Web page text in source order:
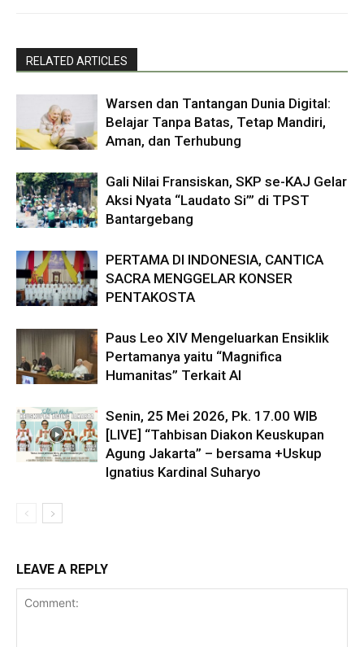
RELATED ARTICLES
Warsen dan Tantangan Dunia Digital:
Belajar Tanpa Batas, Tetap Mandiri,
Aman, dan Terhubung
Gali Nilai Fransiskan, SKP se-KAJ Gelar
Aksi Nyata “Laudato Si’” di TPST
Bantargebang
PERTAMA DI INDONESIA, CANTICA
SACRA MENGGELAR KONSER
PENTAKOSTA
Paus Leo XIV Mengeluarkan Ensiklik
Pertamanya yaitu “Magnifica
Humanitas” Terkait AI
Senin, 25 Mei 2026, Pk. 17.00 WIB
[LIVE] “Tahbisan Diakon Keuskupan
Agung Jakarta” – bersama +Uskup
Ignatius Kardinal Suharyo
LEAVE A REPLY